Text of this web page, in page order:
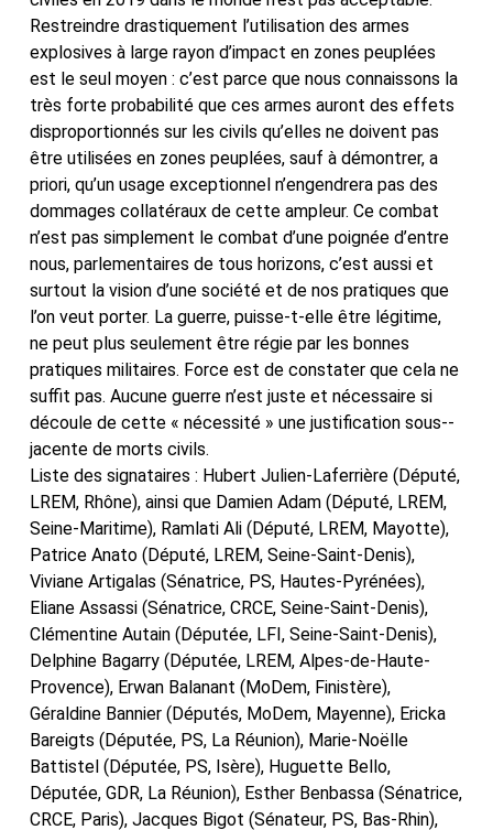
Restreindre drastiquement l’utilisation des armes
explosives à large rayon d’impact en zones peuplées
est le seul moyen : c’est parce que nous connaissons la
très forte probabilité que ces armes auront des effets
disproportionnés sur les civils qu’elles ne doivent pas
être utilisées en zones peuplées, sauf à démontrer, a
priori, qu’un usage exceptionnel n’engendrera pas des
dommages collatéraux de cette ampleur. Ce combat
n’est pas simplement le combat d’une poignée d’entre
nous, parlementaires de tous horizons, c’est aussi et
surtout la vision d’une société et de nos pratiques que
l’on veut porter. La guerre, puisse-t-elle être légitime,
ne peut plus seulement être régie par les bonnes
pratiques militaires. Force est de constater que cela ne
suffit pas. Aucune guerre n’est juste et nécessaire si
découle de cette « nécessité » une justification sous-­
jacente de morts civils.
Liste des signataires : Hubert Julien-Laferrière (Député,
LREM, Rhône), ainsi que Damien Adam (Député, LREM,
Seine-Maritime), Ramlati Ali (Député, LREM, Mayotte),
Patrice Anato (Député, LREM, Seine-Saint-Denis),
Viviane Artigalas (Sénatrice, PS, Hautes-Pyrénées),
Eliane Assassi (Sénatrice, CRCE, Seine-Saint-Denis),
Clémentine Autain (Députée, LFI, Seine-Saint-Denis),
Delphine Bagarry (Députée, LREM, Alpes-de-Haute-
Provence), Erwan Balanant (MoDem, Finistère),
Géraldine Bannier (Députés, MoDem, Mayenne), Ericka
Bareigts (Députée, PS, La Réunion), Marie-Noëlle
Battistel (Députée, PS, Isère), Huguette Bello,
Députée, GDR, La Réunion), Esther Benbassa (Sénatrice,
CRCE, Paris), Jacques Bigot (Sénateur, PS, Bas-Rhin),